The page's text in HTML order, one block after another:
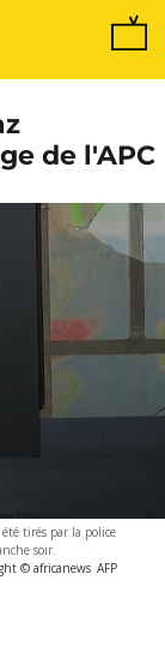
de l'APC
tirés par la police
soir.
© africanews AFP